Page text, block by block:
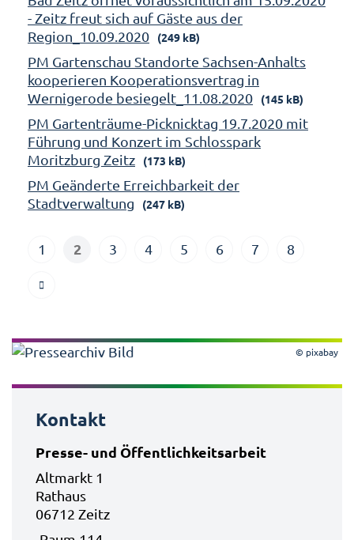
- Zeitz freut sich auf Gäste aus der
Region_10.09.2020
(249 kB)
PM Gartenschau Standorte Sachsen-Anhalts
kooperieren Kooperationsvertrag in
Wernigerode besiegelt_11.08.2020
(145 kB)
PM Gartenträume-Picknicktag 19.7.2020 mit
Führung und Konzert im Schlosspark
Moritzburg Zeitz
(173 kB)
PM Geänderte Erreichbarkeit der
Stadtverwaltung
(247 kB)
1 2 3 4 5 6 7 8
© pixabay
Kontakt
Presse- und Öffentlichkeitsarbeit
Altmarkt 1
Rathaus
06712 Zeitz